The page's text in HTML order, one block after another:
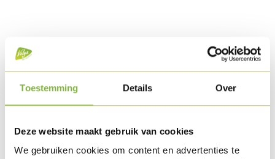
Toestemming Details Over
Deze website maakt gebruik van cookies
We gebruiken cookies om content en advertenties te